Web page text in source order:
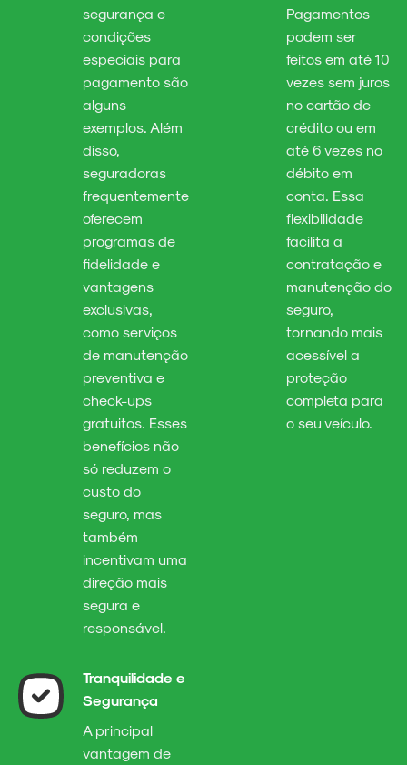
segurança e
condições
especiais para
pagamento são
alguns
exemplos. Além
disso,
seguradoras
frequentemente
oferecem
programas de
fidelidade e
vantagens
exclusivas,
como serviços
de manutenção
preventiva e
check-ups
gratuitos. Esses
benefícios não
só reduzem o
custo do
seguro, mas
também
incentivam uma
direção mais
segura e
responsável.
Pagamentos
podem ser
feitos em até 10
vezes sem juros
no cartão de
crédito ou em
até 6 vezes no
débito em
conta. Essa
flexibilidade
facilita a
contratação e
manutenção do
seguro,
tornando mais
acessível a
proteção
completa para
o seu veículo.
Tranquilidade e
Segurança
A principal
vantagem de